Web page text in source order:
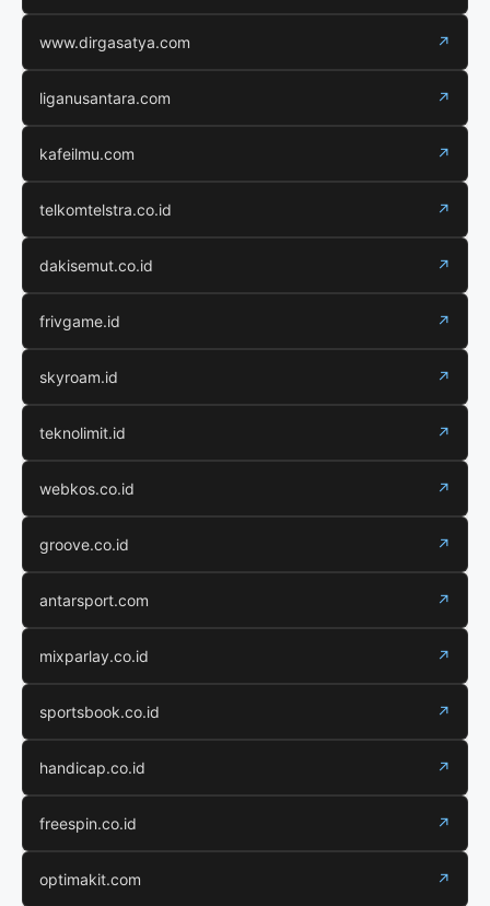
www.dirgasatya.com ↗
liganusantara.com ↗
kafeilmu.com ↗
telkomtelstra.co.id ↗
dakisemut.co.id ↗
frivgame.id ↗
skyroam.id ↗
teknolimit.id ↗
webkos.co.id ↗
groove.co.id ↗
antarsport.com ↗
mixparlay.co.id ↗
sportsbook.co.id ↗
handicap.co.id ↗
freespin.co.id ↗
optimakit.com ↗